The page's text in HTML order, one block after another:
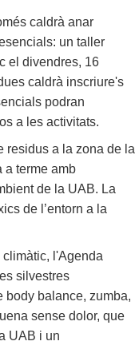
caldrà anar
un taller
el divendres, 16
caldrà inscriure's
podran
a les activitats.
residus a la zona de la
a terme amb
de la UAB. La
de l’entorn a la
l'Agenda
silvestres
body balance, zumba,
sense dolor, que
UAB i un